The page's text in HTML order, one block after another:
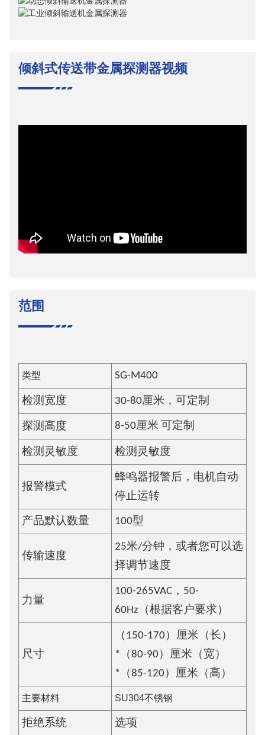
倾斜式传送带金属探测器视频
范围
类型 SG-M400
检测宽度 30-80厘米，可定制
探测高度 8-50厘米 可定制
检测灵敏度 检测灵敏度
报警模式
蜂鸣器报警后，电机自动
停止运转
产品默认数量 100型
传输速度
25米/分钟，或者您可以选
择调节速度
力量
100-265VAC，50-
60Hz（根据客户要求）
尺寸
（150-170）厘米（长）
*（80-90）厘米（宽）
*（85-120）厘米（高）
主要材料 SU304不锈钢
拒绝系统 选项